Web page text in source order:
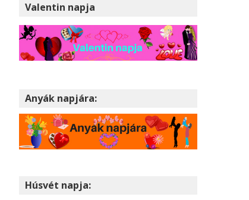
Valentin napja
Anyák napjára:
Húsvét napja: